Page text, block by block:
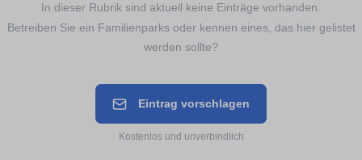
In dieser Rubrik sind aktuell keine Einträge vorhanden.
Betreiben Sie ein Familienparks oder kennen eines, das hier gelistet
werden sollte?
Eintrag vorschlagen
Kostenlos und unverbindlich